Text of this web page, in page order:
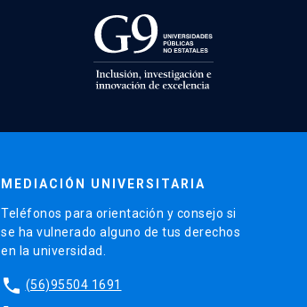
MEDIACIÓN UNIVERSITARIA
Teléfonos para orientación y consejo si
se ha vulnerado alguno de tus derechos
en la universidad.
phone (56)95504 1691